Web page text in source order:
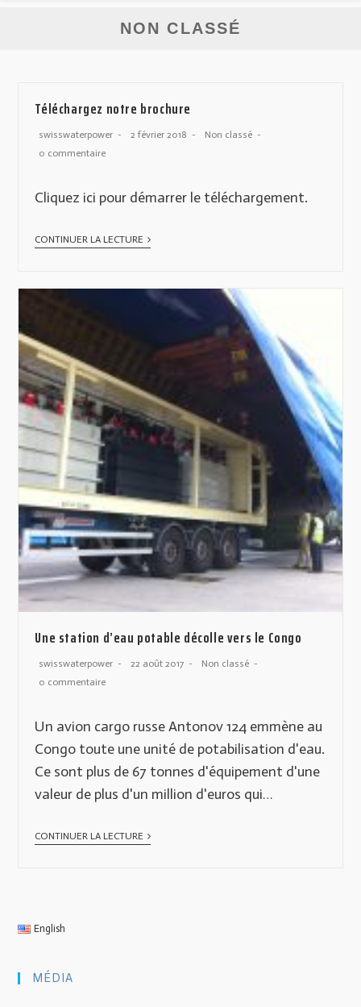
NON CLASSÉ
Téléchargez notre brochure
swisswaterpower 2 février 2018
Non classé
0 commentaire
Cliquez ici pour démarrer le téléchargement.
CONTINUER LA LECTURE
Une station d’eau potable décolle vers le Congo
swisswaterpower 22 août 2017
Non classé
0 commentaire
Un avion cargo russe Antonov 124 emmène au
Congo toute une unité de potabilisation d'eau.
Ce sont plus de 67 tonnes d'équipement d'une
valeur de plus d'un million d'euros qui…
CONTINUER LA LECTURE
English
MÉDIA